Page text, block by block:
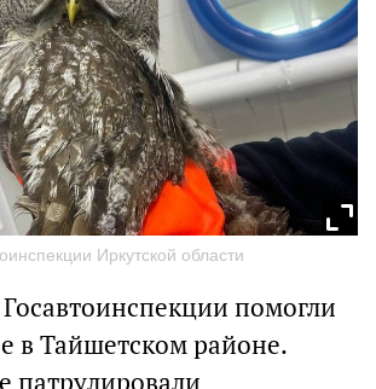
Иркутской области
помогли
в Тайшетском районе.